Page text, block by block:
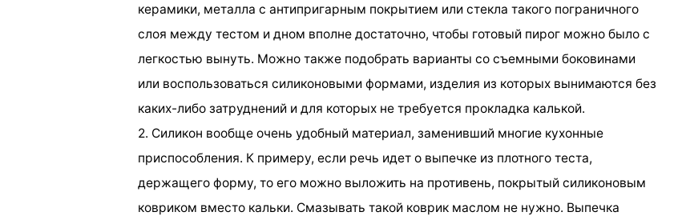
керамики, металла с антипригарным покрытием или стекла такого пограничного
слоя между тестом и дном вполне достаточно, чтобы готовый пирог можно было с
легкостью вынуть. Можно также подобрать варианты со съемными боковинами
или воспользоваться силиконовыми формами, изделия из которых вынимаются без
каких-либо затруднений и для которых не требуется прокладка калькой.
2. Силикон вообще очень удобный материал, заменивший многие кухонные
приспособления. К примеру, если речь идет о выпечке из плотного теста,
держащего форму, то его можно выложить на противень, покрытый силиконовым
ковриком вместо кальки. Смазывать такой коврик маслом не нужно. Выпечка